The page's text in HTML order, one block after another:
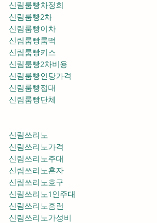
신림룸빵차정희
신림룸빵2차
신림룸빵이차
신림룸빵룸떡
신림룸빵키스
신림룸빵2차비용
신림룸빵인당가격
신림룸빵접대
신림룸빵단체
신림쓰리노
신림쓰리노가격
신림쓰리노주대
신림쓰리노혼자
신림쓰리노호구
신림쓰리노1인주대
신림쓰리노홈런
신림쓰리노가성비